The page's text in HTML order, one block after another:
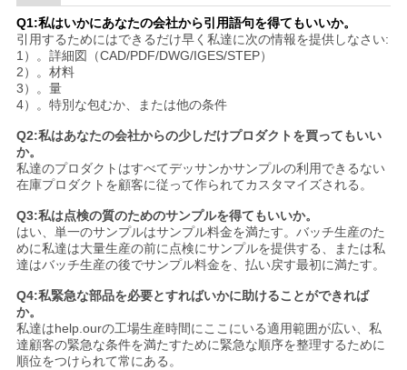
Q1:私はいかにあなたの会社から引用語句を得てもいいか。
引用するためにはできるだけ早く私達に次の情報を提供しなさい:
1）。詳細図（CAD/PDF/DWG/IGES/STEP）
2）。材料
3）。量
4）。特別な包むか、または他の条件
Q2:私はあなたの会社からの少しだけプロダクトを買ってもいい
か。
私達のプロダクトはすべてデッサンかサンプルの利用できるない
在庫プロダクトを顧客に従って作られてカスタマイズされる。
Q3:私は点検の質のためのサンプルを得てもいいか。
はい、単一のサンプルはサンプル料金を満たす。バッチ生産のた
めに私達は大量生産の前に点検にサンプルを提供する、または私
達はバッチ生産の後でサンプル料金を、払い戻す最初に満たす。
Q4:私緊急な部品を必要とすればいかに助けることができれば
か。
私達はhelp.ourの工場生産時間にここにいる適用範囲が広い、私
達顧客の緊急な条件を満たすために緊急な順序を整理するために
順位をつけられて常にある。